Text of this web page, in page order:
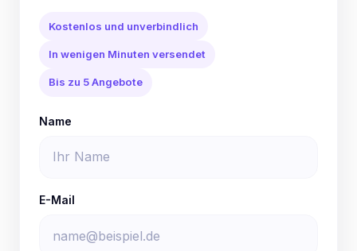
Kostenlos und unverbindlich
In wenigen Minuten versendet
Bis zu 5 Angebote
Name
E-Mail